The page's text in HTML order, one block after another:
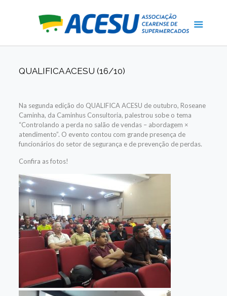
QUALIFICA ACESU (16/10)
Na segunda edição do QUALIFICA ACESU de outubro, Roseane
Caminha, da Caminhus Consultoria, palestrou sobe o tema
“Controlando a perda no salão de vendas – abordagem ×
atendimento”. O evento contou com grande presença de
funcionários do setor de segurança e de prevenção de perdas.
Confira as fotos!